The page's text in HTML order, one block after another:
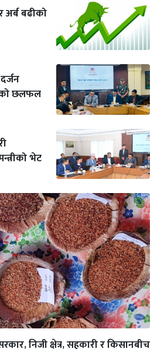
अर्ब बढीको
छलफल
भेट
निजी क्षेत्र, सहकारी र किसानबीच